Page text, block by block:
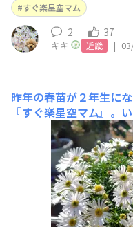
すぐ楽星空マム
2 37
キキ 近畿 |
昨年の春苗が２年生に
『すぐ楽星空マム』。
すが、昨年は２色とも
年はバニラが生き延び
て、小さめポットに植
の間もバニラが絶えず